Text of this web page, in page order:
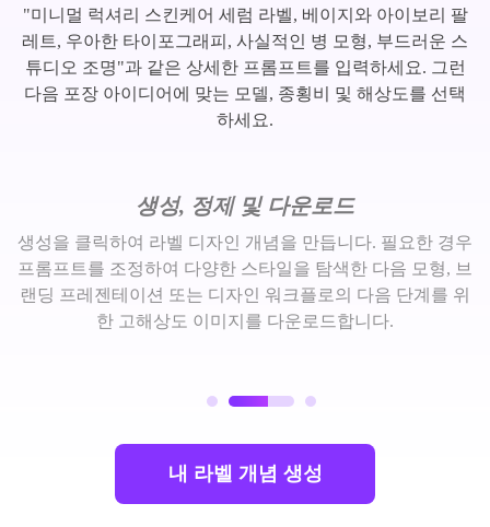
"미니멀 럭셔리 스킨케어 세럼 라벨, 베이지와 아이보리 팔
레트, 우아한 타이포그래피, 사실적인 병 모형, 부드러운 스
튜디오 조명"과 같은 상세한 프롬프트를 입력하세요. 그런
다음 포장 아이디어에 맞는 모델, 종횡비 및 해상도를 선택
하세요.
생성, 정제 및 다운로드
생성을 클릭하여 라벨 디자인 개념을 만듭니다. 필요한 경우
프롬프트를 조정하여 다양한 스타일을 탐색한 다음 모형, 브
랜딩 프레젠테이션 또는 디자인 워크플로의 다음 단계를 위
한 고해상도 이미지를 다운로드합니다.
내 라벨 개념 생성